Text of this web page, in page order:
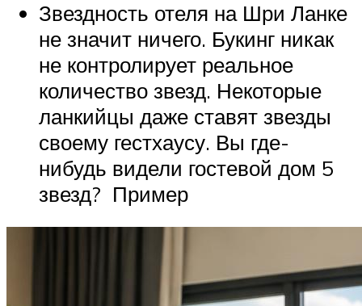
Звездность отеля на Шри Ланке
не значит ничего. Букинг никак
не контролирует реальное
количество звезд. Некоторые
ланкийцы даже ставят звезды
своему гестхаусу. Вы где-
нибудь видели гостевой дом 5
звезд? Пример